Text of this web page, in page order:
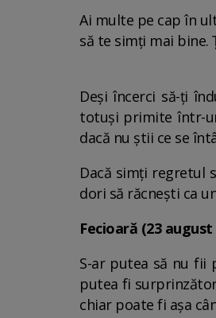
Ai multe pe cap în
să te simți mai
Deși încerci să-ți
totuși primite într-
dacă nu știi ce se
Dacă simți regretul
dori să răcnești ca
Fecioară (23
S-ar putea să nu fii
putea fi
chiar poate fi așa